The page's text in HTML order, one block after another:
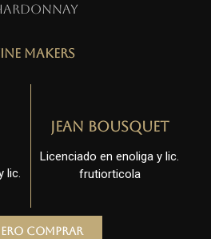
Makers
lic.
Jean Bousquet
Licenciado en enoliga y lic.
frutiorticola
comprar